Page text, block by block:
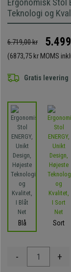
Teknologi og
6.719,00 kr
(6873,75 kr MOMS
Gratis levering
Blå Sort
- +